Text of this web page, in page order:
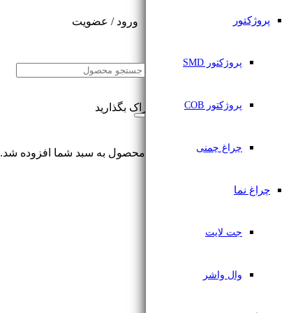
پروژکتور
پروژکتور SMD
پروژکتور COB
چراغ چمنی
چراغ نما
جت لایت
وال واشر
ورود / عضویت
محصول به سبد شما افزوده شد.
🔔 اشتراک گذاری
این مطلب را با دوستان خود به اشتراک بگذارید